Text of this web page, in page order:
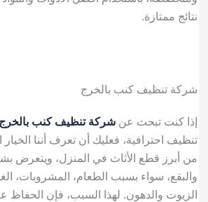
نتائج ممتازة.
شركة تنظيف كنب بالخرج
إذا كنت تبحث عن شركة تنظيف كنب بالخرج
تنظيف احترافية، فعليك أن تعرف أننا الخيار
من أبرز قطع الأثاث في المنزل، ويتعرض
والبقع، سواء بسبب الطعام، المشروبات،
الزيوت والدهون. لهذا السبب، فإن الحفاظ